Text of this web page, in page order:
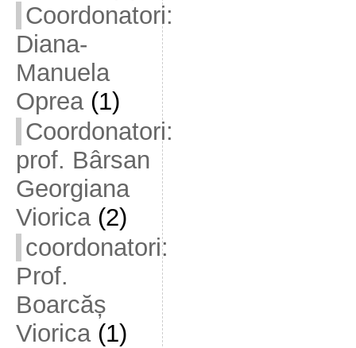
Coordonatori:
Diana-
Manuela
Oprea(1)
Coordonatori:
prof. Bârsan
Georgiana
Viorica(2)
coordonatori:
Prof.
Boarcăș
Viorica(1)